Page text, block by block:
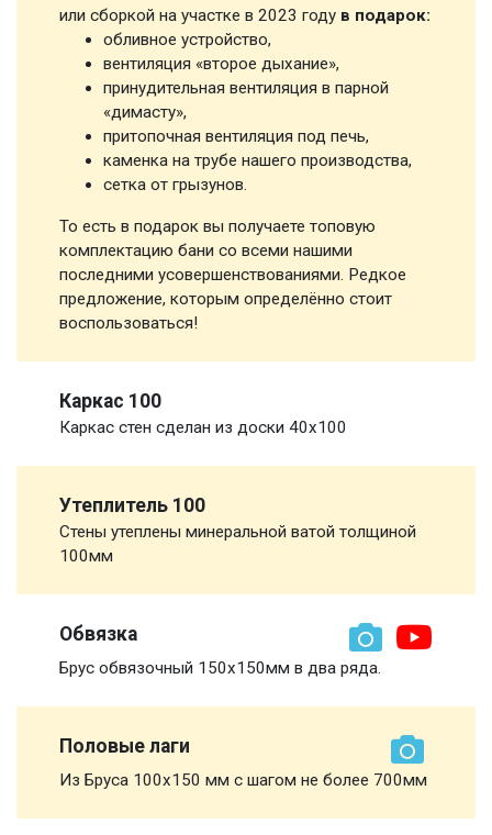
или сборкой на участке в 2023 году в подарок:
обливное устройство,
вентиляция «второе дыхание»,
принудительная вентиляция в парной
«димасту»,
притопочная вентиляция под печь,
каменка на трубе нашего производства,
сетка от грызунов.
То есть в подарок вы получаете топовую
комплектацию бани со всеми нашими
последними усовершенствованиями. Редкое
предложение, которым определённо стоит
воспользоваться!
Каркас 100
Каркас стен сделан из доски 40х100
Утеплитель 100
Стены утеплены минеральной ватой толщиной
100мм
Обвязка
Брус обвязочный 150х150мм в два ряда.
Половые лаги
Из Бруса 100х150 мм с шагом не более 700мм